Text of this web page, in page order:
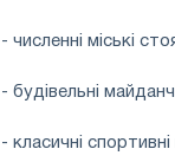
- численні міські
- будівельні
- класичні